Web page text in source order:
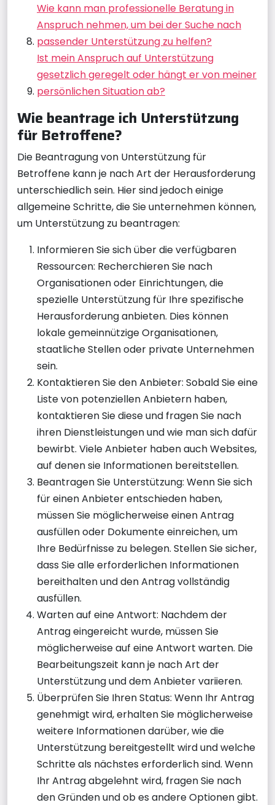
Wie kann man professionelle Beratung in
Anspruch nehmen, um bei der Suche nach
passender Unterstützung zu helfen?
Ist mein Anspruch auf Unterstützung
gesetzlich geregelt oder hängt er von meiner
persönlichen Situation ab?
Wie beantrage ich Unterstützung
für Betroffene?
Die Beantragung von Unterstützung für
Betroffene kann je nach Art der Herausforderung
unterschiedlich sein. Hier sind jedoch einige
allgemeine Schritte, die Sie unternehmen können,
um Unterstützung zu beantragen:
Informieren Sie sich über die verfügbaren
Ressourcen: Recherchieren Sie nach
Organisationen oder Einrichtungen, die
spezielle Unterstützung für Ihre spezifische
Herausforderung anbieten. Dies können
lokale gemeinnützige Organisationen,
staatliche Stellen oder private Unternehmen
sein.
Kontaktieren Sie den Anbieter: Sobald Sie eine
Liste von potenziellen Anbietern haben,
kontaktieren Sie diese und fragen Sie nach
ihren Dienstleistungen und wie man sich dafür
bewirbt. Viele Anbieter haben auch Websites,
auf denen sie Informationen bereitstellen.
Beantragen Sie Unterstützung: Wenn Sie sich
für einen Anbieter entschieden haben,
müssen Sie möglicherweise einen Antrag
ausfüllen oder Dokumente einreichen, um
Ihre Bedürfnisse zu belegen. Stellen Sie sicher,
dass Sie alle erforderlichen Informationen
bereithalten und den Antrag vollständig
ausfüllen.
Warten auf eine Antwort: Nachdem der
Antrag eingereicht wurde, müssen Sie
möglicherweise auf eine Antwort warten. Die
Bearbeitungszeit kann je nach Art der
Unterstützung und dem Anbieter variieren.
Überprüfen Sie Ihren Status: Wenn Ihr Antrag
genehmigt wird, erhalten Sie möglicherweise
weitere Informationen darüber, wie die
Unterstützung bereitgestellt wird und welche
Schritte als nächstes erforderlich sind. Wenn
Ihr Antrag abgelehnt wird, fragen Sie nach
den Gründen und ob es andere Optionen gibt.